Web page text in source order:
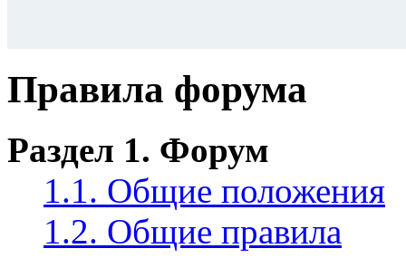
Правила форума
Раздел 1. Форум
1.1. Общие положения
1.2. Общие правила